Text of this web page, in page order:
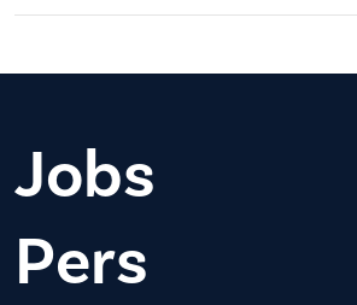
Jobs
Pers